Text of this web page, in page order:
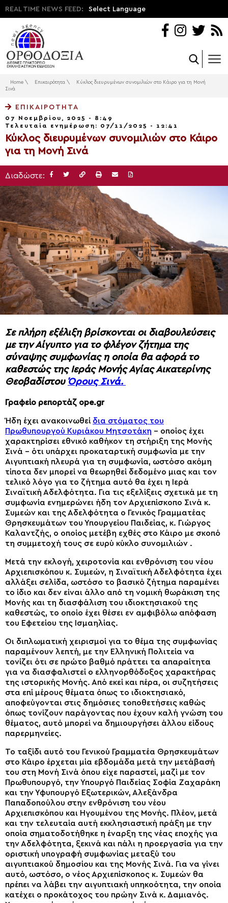
REAL TIME NEWS FEED: Select Language
Home \ Επικαιρότητα \
Κύκλος διευρυμένων συνομιλιών στο Κάιρο για τη Μονή
Σινά
ΕΠΙΚΑΙΡΌΤΗΤΑ
07 Νοεμβρίου, 2025 - 8:49
Τελευταία ενημέρωση: 07/11/2025 - 12:41
Κύκλος διευρυμένων συνομιλιών στο Κάιρο
για τη Μονή Σινά
Διαδώστε:
Σε πλήρη εξέλιξη βρίσκονται οι διαβουλεύσεις
με την Αίγυπτο για το φλέγον ζήτημα της
σύναψης συμφωνίας η οποία θα αφορά το
καθεστώς της Ιεράς Μονής Αγίας Αικατερίνης
Θεοβαδίστου Όρους Σινά.
Γραφείο ρεπορτάζ ope.gr
Ήδη έχει ανακοινωθεί δια στόματος του
Πρωθυπουργού Κυριάκου Μητσοτάκη – οποίος έχει
χαρακτηρίσει εθνικό καθήκον τη στήριξη της Μονής
Σινά – ότι υπάρχει προκαταρτική συμφωνία με την
Αιγυπτιακή πλευρά για τη συμφωνία, ωστόσο ακόμη
τίποτα δεν μπορεί να θεωρηθεί δεδομένο μιας και τον
τελικό λόγο για το ζήτημα αυτό θα έχει η Ιερά
Σιναϊτική Αδελφότητα. Για τις εξελίξεις σχετικά με τη
συμφωνία ενημερώνει ήδη τον Αρχιεπίσκοπο Σινά κ.
Συμεών και της Αδελφότητα ο Γενικός Γραμματέας
Θρησκευμάτων του Υπουργείου Παιδείας, κ. Γιώργος
Καλαντζής, ο οποίος μετέβη εχθές στο Κάιρο με σκοπό
τη συμμετοχή τους σε ευρύ κύκλο συνομιλιών .
Μετά την εκλογή, χειροτονία και ενθρόνιση του νέου
Αρχιεπισκόπου κ. Συμεών, η Σιναϊτική Αδελφότητα έχει
αλλάξει σελίδα, ωστόσο το βασικό ζήτημα παραμένει
το ίδιο και δεν είναι άλλο από τη νομική θωράκιση της
Μονής και τη διασφάλιση του ιδιοκτησιακού της
καθεστώς, το οποίο έχει θέσει εν αμφιβόλω απόφαση
του Εφετείου της Ισμαηλίας.
Οι διπλωματική χειρισμοί για το θέμα της συμφωνίας
παραμένουν λεπτή, με την Ελληνική Πολιτεία να
τονίζει ότι σε πρώτο βαθμό πράττει τα απαραίτητα
για να διασφαλιστεί ο ελληνορθόδοξος χαρακτήρας
της ιστορικής Μονής. Από εκεί και πέρα, οι συζητήσεις
στα επί μέρους θέματα όπως το ιδιοκτησιακό,
αποφεύγονται στις δημόσιες τοποθετήσεις καθώς
όπως τονίζουν παράγοντας που έχουν καλή γνώση του
θέματος, αυτό μπορεί να δημιουργήσει άλλου είδους
παρερμηνείες.
Το ταξίδι αυτό του Γενικού Γραμματέα Θρησκευμάτων
στο Κάιρο έρχεται μία εβδομάδα μετά την μετάβασή
του στη Μονή Σινά όπου είχε παραστεί, μαζί με τον
Πρωθυπουργό, την Υπουργό Παιδείας Σοφία Ζαχαράκη
και την Υφυπουργό Εξωτερικών, Αλεξάνδρα
Παπαδοπούλου στην ενθρόνιση του νέου
Αρχιεπισκόπου και Ηγουμένου της Μονής. Πλέον, μετά
και την τελευταία αυτή εκκλησιαστική πράξη με την
οποία σηματοδοτήθηκε η έναρξη της νέας εποχής για
την Αδελφότητα, ξεκινά και πάλι η προεργασία για την
οριστική υπογραφή συμφωνίας μεταξύ του
αιγυπτιακού δημοσίου και της Μονής Σινά. Για να γίνει
αυτό, ωστόσο, ο νέος Αρχιεπίσκοπος κ. Συμεών θα
πρέπει να λάβει την αιγυπτιακή υπηκοότητα, την οποία
κατέχει ο προκάτοχος του πρώην Σινά κ. Δαμιανός.